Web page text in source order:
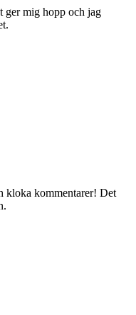
ger mig hopp och jag
kloka kommentarer! Det